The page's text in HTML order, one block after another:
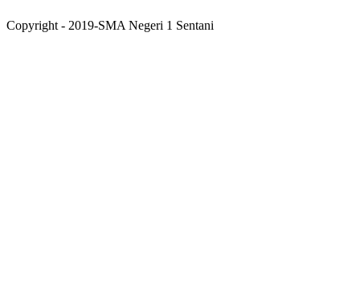
Copyright - 2019-SMA Negeri 1 Sentani